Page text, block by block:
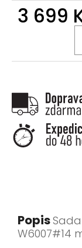
3 699
Popis
W6007#14